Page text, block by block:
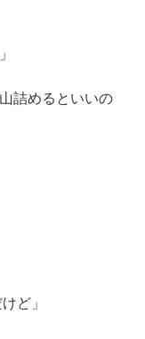
詰めるといいの
ど」